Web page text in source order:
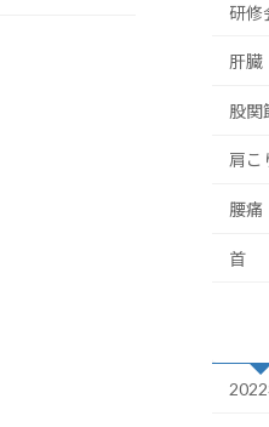
研修
肝臓
股関
肩こ
腰痛
首